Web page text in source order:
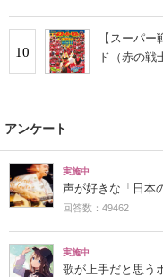
10
【スーパ
ド（赤の戦
アンケート
実施中
声が好きな「日本
回答数：49462
実施中
歌が上手だと思う